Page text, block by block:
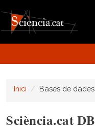
Inici Bases de dades
Sciència.cat DB